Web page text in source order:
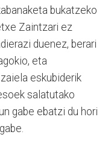
bukatzeko
Zaintzari ez
duenez, berari
eta
eskubiderik
salatutako
gabe ebatzi du hori